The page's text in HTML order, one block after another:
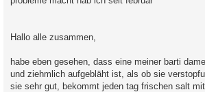
Hallo alle zusammen,
habe eben gesehen, dass eine meiner barti
und ziehmlich aufgebläht ist, als ob sie
sie sehr gut, bekommt jeden tag frischen salt